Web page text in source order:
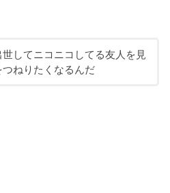
してニコニコしてる友人を見
つねりたくなるんだ